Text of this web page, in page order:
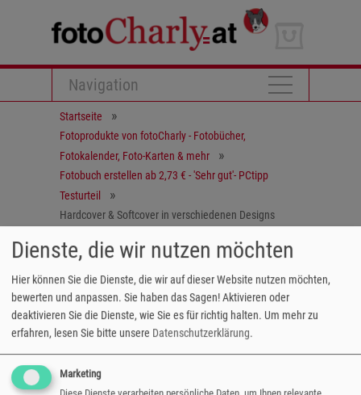
Navigation
Startseite
Fotoprodukte von fotoCharly - Fotobücher,
Fotokalender, Foto-Karten & mehr
Fotobuch erstellen ab 2,73 € - 'Sehr gut'- PCtipp
Testurteil
Hardcover & Softcover in verschiedenen Designs
Fotobuch Classic - Fotoheft
Das Fotoheft im Hochformat 20x30 cm ist
ideal für eine rasche Bearbeitung oder wenn
Sie ein Magazin, eine Zeitung oder Broschüre
selbst gestalten wollen. Das flexible
Fotobuch-Format kann bis zu 32 Seiten
Dienste, die wir nutzen möchten
Hier können Sie die Dienste, die wir auf dieser Website nutzen möchten,
bewerten und anpassen. Sie haben das Sagen! Aktivieren oder
deaktivieren Sie die Dienste, wie Sie es für richtig halten. Um mehr zu
erfahren, lesen Sie bitte unsere Datenschutzerklärung.
Marketing